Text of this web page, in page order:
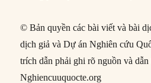
© Bản quyền các bài viết và bài
dịch giả và Dự án Nghiên cứu
trích dẫn phải ghi rõ nguồn và
Nghiencuuquocte.org